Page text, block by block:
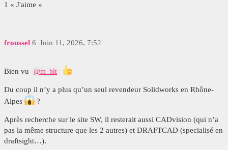
1 « J'aime »
froussel Juin 11, 2026, 7:52
6
Bien vu @m_blt
Du coup il n’y a plus qu’un seul revendeur Solidworks en Rhône-
Alpes
?
Après recherche sur le site SW, il resterait aussi CADvision (qui n’a
pas la même structure que les 2 autres) et DRAFTCAD (specialisé en
draftsight…).